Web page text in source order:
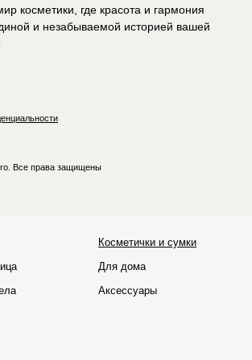
косметики, где красота и гармония
и незабываемой историей вашей
Все права защищены
Косметички и сумки
Для дома
Аксессуары